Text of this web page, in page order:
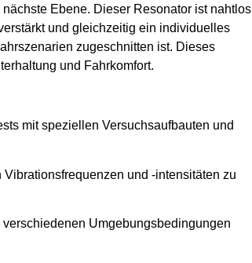
Ebene. Dieser Resonator ist nahtlos
und gleichzeitig ein individuelles
zugeschnitten ist. Dieses
und Fahrkomfort.
mit speziellen Versuchsaufbauten und
und -intensitäten zu
Umgebungsbedingungen